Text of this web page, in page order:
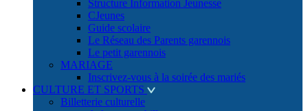
Structure Information Jeunesse
CJeunes
Guide scolaire
Le Réseau des Parents garennois
Le petit garennois
MARIAGE
Inscrivez-vous à la soirée des mariés
CULTURE ET SPORTS
Billetterie culturelle